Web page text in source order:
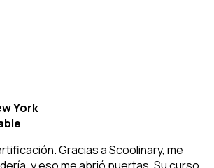
York
Gracias a Scoolinary, me
y eso me abrió puertas. Su curso